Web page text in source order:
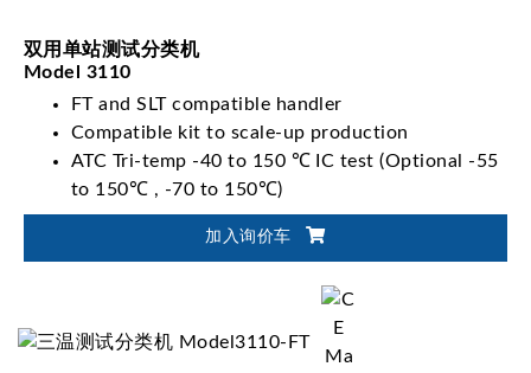
双用单站测试分类机
Model 3110
FT and SLT compatible handler
Compatible kit to scale-up production
ATC Tri-temp -40 to 150 ℃ IC test (Optional -55
to 150℃ , -70 to 150℃)
Auto tray loading/unloading and device sorting
加入询价车